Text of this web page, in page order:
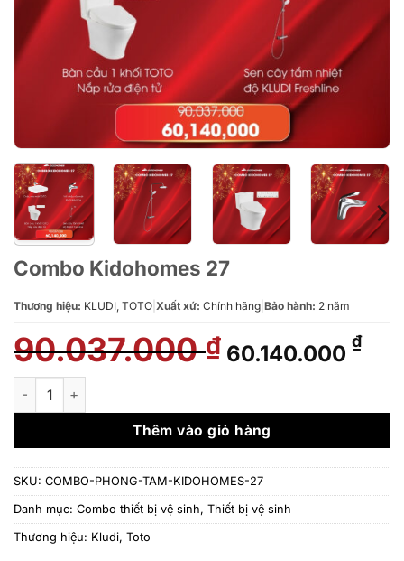
Combo Kidohomes 27
Thương hiệu: KLUDI, TOTO Xuất xứ: Chính hãng Bảo hành: 2 năm
90.037.000₫ Giá
gốc
90.037.000 ₫.
60.140.000 ₫Giá
là:
Combo Kidohomes 27 số lượng
Thêm vào giỏ hàng
SKU: COMBO-PHONG-TAM-KIDOHOMES-27
Danh mục: Combo thiết bị vệ sinh, Thiết bị vệ sinh
Thương hiệu: Kludi, Toto